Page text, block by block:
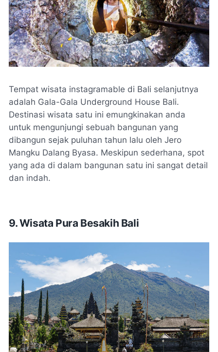
Tempat wisata instagramable di Bali selanjutnya
adalah Gala-Gala Underground House Bali.
Destinasi wisata satu ini emungkinakan anda
untuk mengunjungi sebuah bangunan yang
dibangun sejak puluhan tahun lalu oleh Jero
Mangku Dalang Byasa. Meskipun sederhana, spot
yang ada di dalam bangunan satu ini sangat detail
dan indah.
9.Wisata Pura Besakih Bali